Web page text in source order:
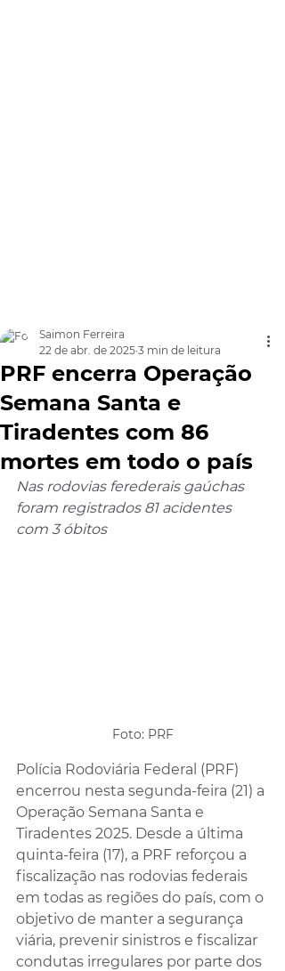
PRF encerra Operação
Semana Santa e
Tiradentes com 86
mortes em todo o país
Saimon Ferreira
22 de abr. de 2025 3 min de leitura
Nas rodovias ferederais gaúchas
foram registrados 81 acidentes
com 3 óbitos
Foto: PRF
Polícia Rodoviária Federal (PRF)
encerrou nesta segunda-feira (21) a
Operação Semana Santa e
Tiradentes 2025. Desde a última
quinta-feira (17), a PRF reforçou a
fiscalização nas rodovias federais
em todas as regiões do país, com o
objetivo de manter a segurança
viária, prevenir sinistros e fiscalizar
condutas irregulares por parte dos